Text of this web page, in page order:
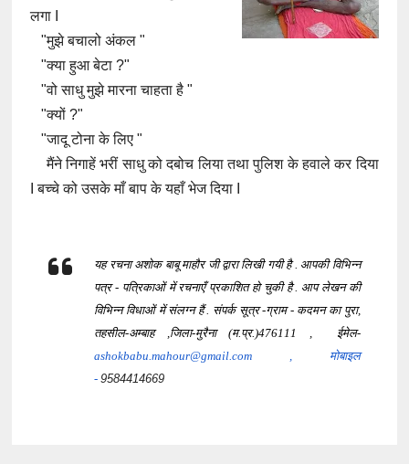
लगा I
"मुझे बचालो अंकल "
"क्या हुआ बेटा ?"
"वो साधु मुझे मारना चाहता है "
"क्यों ?"
"जादू टोना के लिए "
मैंने निगाहें भरीं साधु को दबोच लिया तथा पुलिश के हवाले कर दिया
I बच्चे को उसके माँ बाप के यहाँ भेज दिया I
यह रचना अशोक बाबू माहौर जी द्वारा लिखी गयी है . आपकी विभिन्न
पत्र - पत्रिकाओं में रचनाएँ प्रकाशित हो चुकी है . आप लेखन की
विभिन्न विधाओं में संलग्न हैं . संपर्क सूत्र -ग्राम - कदमन का पुरा,
तहसील-अम्बाह ,जिला-मुरैना (म.प्र.)476111 , ईमेल-
ashokbabu.mahour@gmail.com , मोबाइल
-9584414669